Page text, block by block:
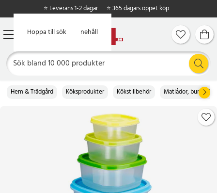
Hoppa till huvudinnehåll
Hoppa till sök
⭐ Leverans 1-2 dagar ⭐ 365 dagars öppet köp
Hem & Trädgård Köksprodukter Kökstillbehör Matlådor, burkar &